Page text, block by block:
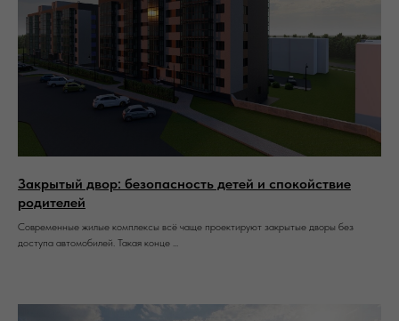
Закрытый двор: безопасность детей и спокойствие
родителей
Современные жилые комплексы всё чаще проектируют закрытые дворы без
доступа автомобилей. Такая конце ...